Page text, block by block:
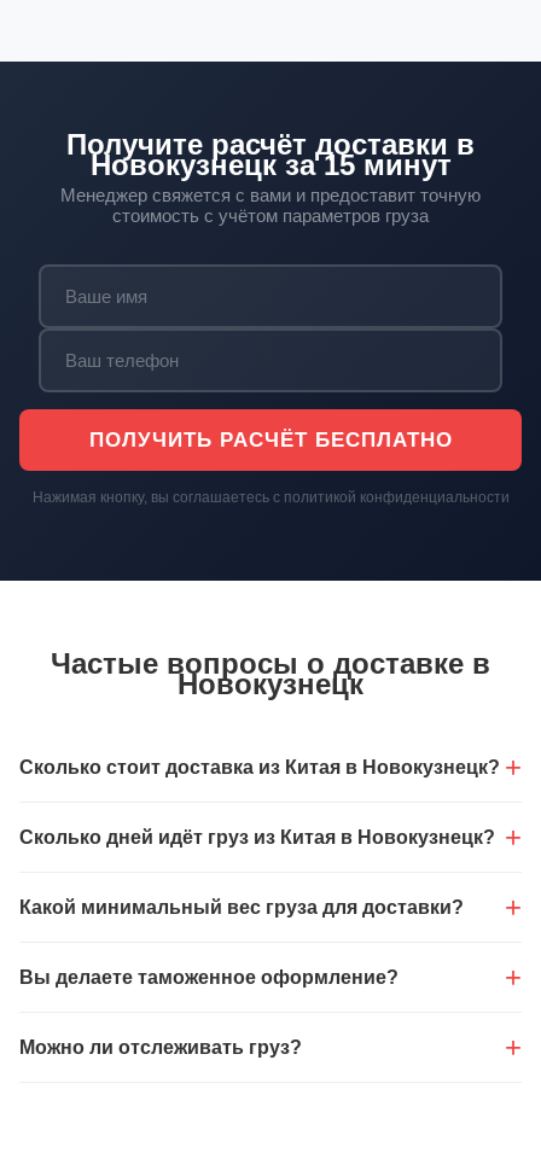
Получите расчёт доставки в
Новокузнецк за 15 минут
Менеджер свяжется с вами и предоставит точную
стоимость с учётом параметров груза
ПОЛУЧИТЬ РАСЧЁТ БЕСПЛАТНО
Нажимая кнопку, вы соглашаетесь с политикой конфиденциальности
Частые вопросы о доставке в
Новокузнецк
Сколько стоит доставка из Китая в Новокузнецк?
Сколько дней идёт груз из Китая в Новокузнецк?
Какой минимальный вес груза для доставки?
Вы делаете таможенное оформление?
Можно ли отслеживать груз?